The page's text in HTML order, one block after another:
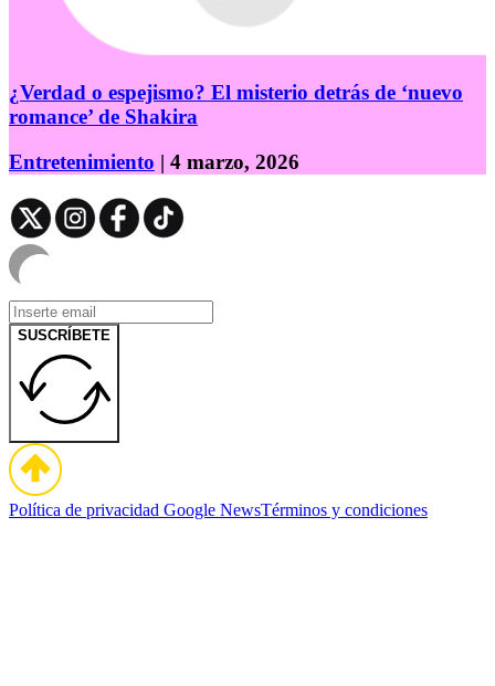
¿Verdad o espejismo? El misterio detrás de ‘nuevo
romance’ de Shakira
Entretenimiento | 4 marzo, 2026
SUSCRÍBETE
Política de privacidad Google NewsTérminos y condiciones